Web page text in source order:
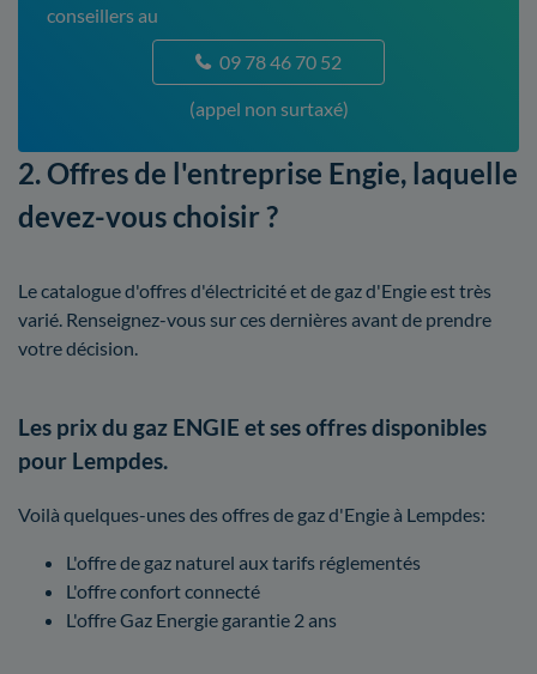
conseillers au
09 78 46 70 52
(appel non surtaxé)
2. Offres de l'entreprise Engie, laquelle
devez-vous choisir ?
Le catalogue d'offres d'électricité et de gaz d'Engie est très
varié. Renseignez-vous sur ces dernières avant de prendre
votre décision.
Les prix du gaz ENGIE et ses offres disponibles
pour Lempdes.
Voilà quelques-unes des offres de gaz d'Engie à Lempdes:
L'offre de gaz naturel aux tarifs réglementés
L'offre confort connecté
L'offre Gaz Energie garantie 2 ans